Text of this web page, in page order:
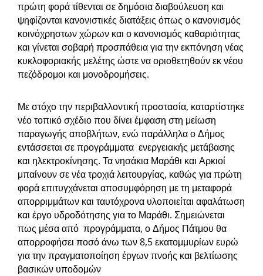
πρώτη φορά τίθενται σε δημόσια διαβούλευση και
ψηφίζονται κανονιστικές διατάξεις όπως ο κανονισμός
κοινόχρηστων χώρων και ο κανονισμός καθαριότητας
και γίνεται σοβαρή προσπάθεια για την εκπόνηση νέας
κυκλοφοριακής μελέτης ώστε να οριοθετηθούν εκ νέου
πεζόδρομοι και μονοδρομήσεις.
Με στόχο την περιβαλλοντική προστασία, καταρτίστηκε
νέο τοπικό σχέδιο που δίνει έμφαση στη μείωση
παραγωγής αποβλήτων, ενώ παράλληλα ο Δήμος
εντάσσεται σε προγράμματα ενεργειακής μετάβασης
και ηλεκτροκίνησης. Τα νησάκια Μαράθι και Αρκιοί
μπαίνουν σε νέα τροχιά λειτουργίας, καθώς για πρώτη
φορά επιτυγχάνεται αποσυμφόρηση με τη μεταφορά
απορριμμάτων και ταυτόχρονα υλοποιείται αφαλάτωση
και έργο υδροδότησης για το Μαράθι. Σημειώνεται
πως μέσα από προγράμματα, ο Δήμος Πάτμου θα
απορροφήσει ποσό άνω των 8,5 εκατομμυρίων ευρώ
για την πραγματοποίηση έργων πνοής και βελτίωσης
βασικών υποδομών